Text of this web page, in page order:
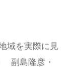
域を実際に見
副島隆彦・